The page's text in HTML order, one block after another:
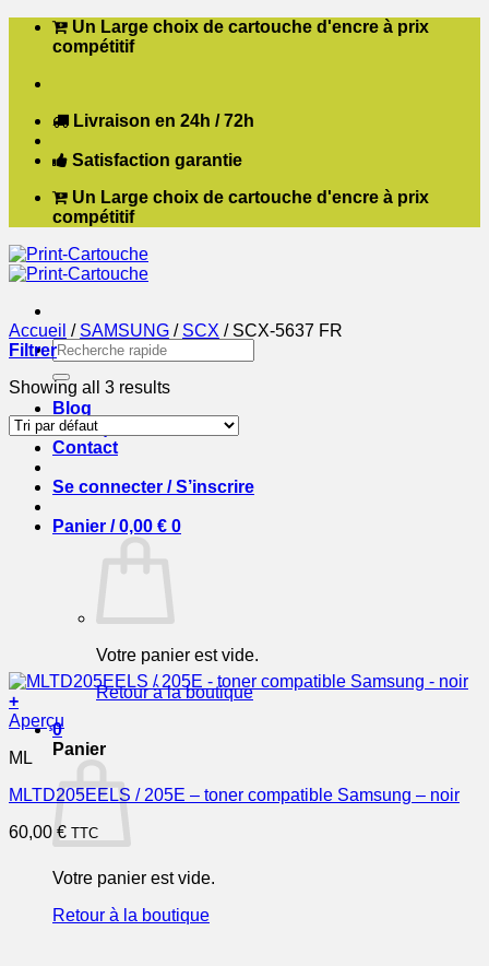
Passer Un Large choix de cartouche d'encre à prix
compétitif
Livraison en 24h / 72h
Satisfaction garantie
Un Large choix de cartouche d'encre à prix
compétitif
Recherche
pour :
Blog
Boutique
Contact
Se connecter / S’inscrire
Panier /0,00 € 0
Votre panier est vide.
Retour à la boutique
0
Panier
Votre panier est vide.
Retour à la boutique
Accueil / SAMSUNG / SCX /SCX-5637 FR
Filtrer
Showing all 3 results
+
Aperçu
ML
MLTD205EELS / 205E – toner compatible Samsung – noir
60,00 € TTC